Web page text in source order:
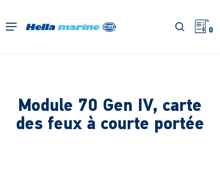
l'accueil
Menu 0
Module 70 Gen IV, carte
des feux à courte portée